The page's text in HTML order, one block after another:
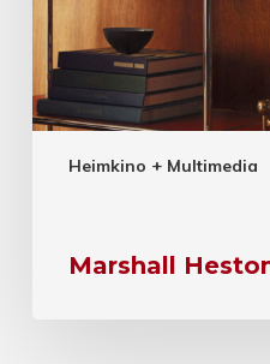
Heimkino + Multimedia
Marshall